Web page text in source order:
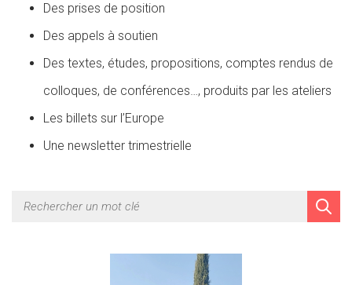
Des prises de position
Des appels à soutien
Des textes, études, propositions, comptes rendus de
colloques, de conférences…, produits par les ateliers
Les billets sur l’Europe
Une newsletter trimestrielle